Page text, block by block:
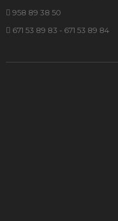
958 89 38 50
671 53 89 83 - 671 53 89 84